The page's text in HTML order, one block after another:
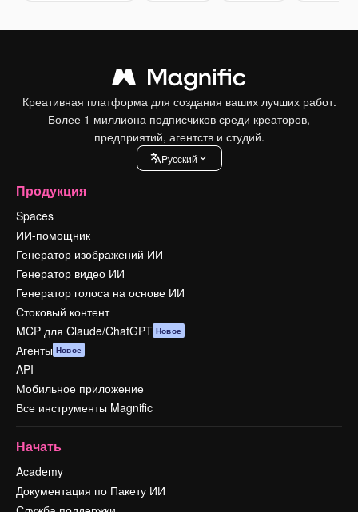
Креативная платформа для создания ваших лучших работ.
Более 1 миллиона подписчиков среди креаторов,
предприятий, агентств и студий.
Pусский
Продукция
Spaces
ИИ-помощник
Генератор изображений ИИ
Генератор видео ИИ
Генератор голоса на основе ИИ
Стоковый контент
MCP для Claude/ChatGPT Новое
Агенты Новое
API
Мобильное приложение
Все инструменты Magnific
Начать
Academy
Документация по Пакету ИИ